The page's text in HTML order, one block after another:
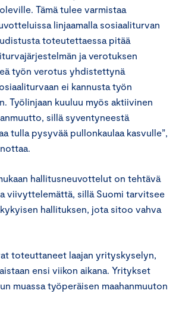
Tämä tulee varmistaa
linjaamalla sosiaaliturvan
toteutettaessa pitää
ja verotuksen
työn verotus yhdistettynä
ei kannusta työn
Työlinjaan kuuluu myös aktiivinen
sillä syventyneestä
tulla pysyvää pullonkaulaa kasvulle”,
hallitusneuvottelut on tehtävä
viivyttelemättä, sillä Suomi tarvitsee
hallituksen, jota sitoo vahva
toteuttaneet laajan yrityskyselyn,
ensi viikon aikana. Yritykset
muassa työperäisen maahanmuuton